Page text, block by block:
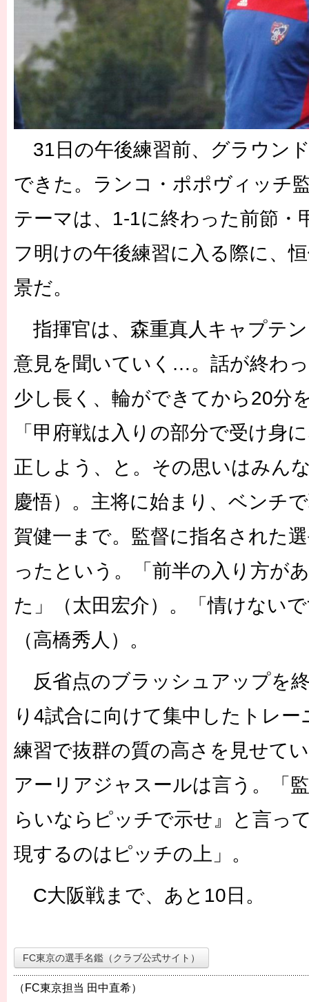
31日の午後練習前、グラウン
できた。ランコ・ポポヴィッチ
テーマは、1-1に終わった前節・
フ明けの午後練習に入る際に、
景だ。
指揮官は、森重真人キャプテ
意見を聞いていく…。話が終わ
少し長く、輪ができてから20分
「甲府戦は入りの部分で受け身
正しよう、と。その思いはみん
慶悟）。主将に始まり、ベンチ
賀健一まで。監督に指名された
ったという。「前半の入り方が
た」（太田宏介）。「情けない
（高橋秀人）。
反省点のブラッシュアップを
り4試合に向けて集中したトレ
練習で抜群の質の高さを見せて
アーリアジャスールは言う。「
らいならピッチで示せ』と言っ
現するのはピッチの上」。
C大阪戦まで、あと10日。
FC東京の選手名鑑（クラブ公式サイト）
（FC東京担当 田中直希）